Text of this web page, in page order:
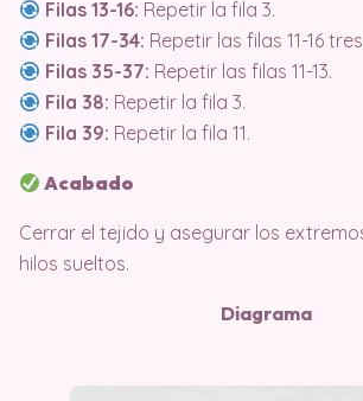
Filas 13-16: Repetir la fila 3.
Filas 17-34: Repetir las filas 11-16
Filas 35-37: Repetir las filas 11-13.
Fila 38: Repetir la fila 3.
Fila 39: Repetir la fila 11.
Acabado
Cerrar el tejido y asegurar los
hilos sueltos.
Diagrama